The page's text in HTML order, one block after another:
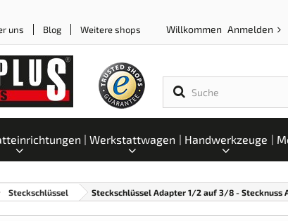
uns Blog Weitere shops Willkommen Anmelden
Werkstattwagen Handwerkzeuge
Steckschlüssel Steckschlüssel Adapter 1/2 auf 3/8 - Stecknuss